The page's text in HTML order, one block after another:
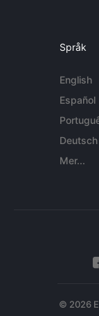
Språk
English
Español
Deutsch
Mer...
© 2026